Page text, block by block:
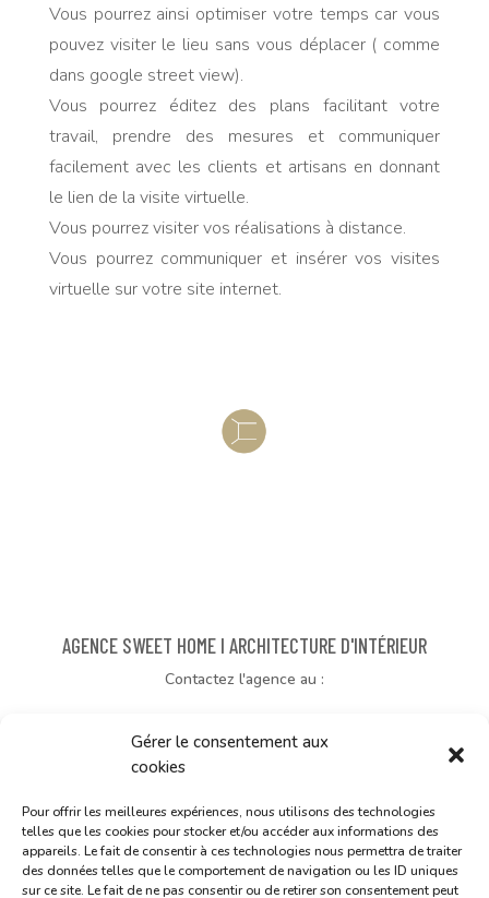
Gérer le consentement aux
cookies
Pour offrir les meilleures expériences, nous utilisons des technologies
telles que les cookies pour stocker et/ou accéder aux informations des
appareils. Le fait de consentir à ces technologies nous permettra de traiter
des données telles que le comportement de navigation ou les ID uniques
sur ce site. Le fait de ne pas consentir ou de retirer son consentement peut
Vous pourrez ainsi optimiser votre temps car vous
pouvez visiter le lieu sans vous déplacer ( comme
dans google street view).
Vous pourrez éditez des plans facilitant votre
travail, prendre des mesures et communiquer
facilement avec les clients et artisans en donnant
le lien de la visite virtuelle.
Vous pourrez visiter vos réalisations à distance.
Vous pourrez communiquer et insérer vos visites
virtuelle sur votre site internet.
AGENCE SWEET HOME I ARCHITECTURE D'INTÉRIEUR
Contactez l'agence au :
sweethomefr[@]orange.fr
(Accueil sur rendez-vous)